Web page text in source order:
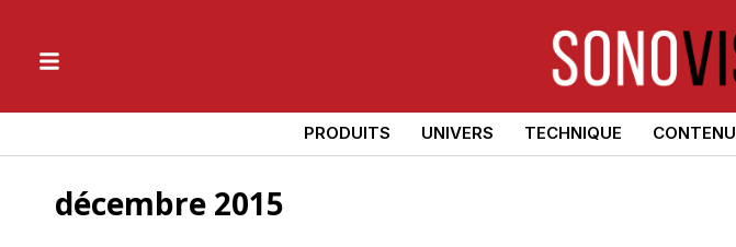
PRODUITS UNIVERS TECHNIQUE CONTENU
décembre 2015